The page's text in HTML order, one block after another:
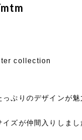
collection
ぷりのデザインが
ズが仲間入りしまし